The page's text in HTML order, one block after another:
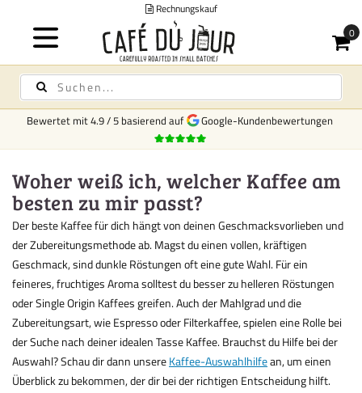
Rechnungskauf
Bewertet mit4.9/5 basierend auf Google-Kundenbewertungen
Woher weiß ich, welcher Kaffee am
besten zu mir passt?
Der beste Kaffee für dich hängt von deinen Geschmacksvorlieben und
der Zubereitungsmethode ab. Magst du einen vollen, kräftigen
Geschmack, sind dunkle Röstungen oft eine gute Wahl. Für ein
feineres, fruchtiges Aroma solltest du besser zu helleren Röstungen
oder Single Origin Kaffees greifen. Auch der Mahlgrad und die
Zubereitungsart, wie Espresso oder Filterkaffee, spielen eine Rolle bei
der Suche nach deiner idealen Tasse Kaffee. Brauchst du Hilfe bei der
Auswahl? Schau dir dann unsereKaffee-Auswahlhilfean, um einen
Überblick zu bekommen, der dir bei der richtigen Entscheidung hilft.